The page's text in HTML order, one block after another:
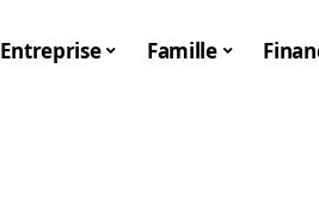
Entreprise Famille